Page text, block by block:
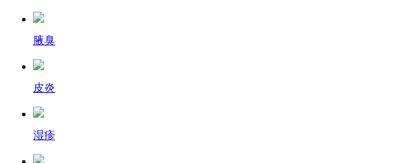
腋臭
皮炎
湿疹